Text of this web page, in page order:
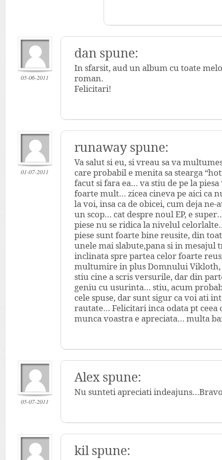
05-06-2011
dan spune:
In sfarsit, aud un album cu toate
roman.
Felicitari!
01-07-2011
runaway spune:
Va salut si eu, si vreau sa va
care probabil e menita sa stearga
facut si fara ea… va stiu de pe la piesa
foarte mult… zicea cineva pe aici ca
la voi, insa ca de obicei, cum deja
un scop… cat despre noul EP, e
piese nu se ridica la nivelul
piese sunt foarte bine reusite, din
unele mai slabute,pana si in mesajul
inclinata spre partea celor foarte
multumire in plus Domnului Vikloth,
stiu cine a scris versurile, dar din
geniu cu usurinta… stiu, acum
cele spuse, dar sunt sigur ca voi ati
rautate… Felicitari inca odata pt ceea
munca voastra e apreciata… multa
05-07-2011
Alex spune:
Nu sunteti apreciati
kil spune: